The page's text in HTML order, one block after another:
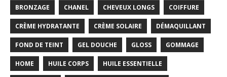
BRONZAGE CHANEL CHEVEUX LONGS COIFFURE
CRÈME HYDRATANTE CRÈME SOLAIRE DÉMAQUILLANT
FOND DE TEINT GEL DOUCHE GLOSS GOMMAGE
HOME HUILE CORPS HUILE ESSENTIELLE